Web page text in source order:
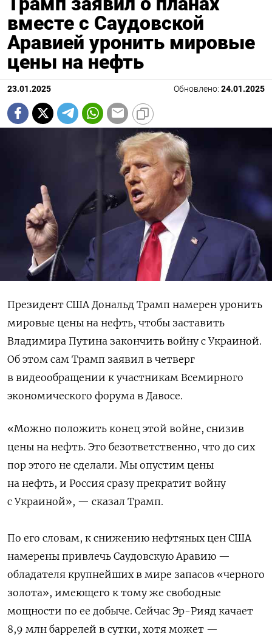
вместе с Саудовской
Аравией уронить мировые
цены на нефть
23.01.2025 Обновлено: 24.01.2025
Президент США Дональд Трамп намерен уронить
мировые цены на нефть, чтобы заставить
Владимира Путина закончить войну с Украиной.
Об этом сам Трамп заявил в четверг
в видеообращении к участникам Всемирного
экономического форума в Давосе.
«Можно положить конец этой войне, снизив
цены на нефть. Это безответственно, что до сих
пор этого не сделали. Мы опустим цены
на нефть, и Россия сразу прекратит войну
с Украиной», — сказал Трамп.
По его словам, к снижению нефтяных цен США
намерены привлечь Саудовскую Аравию —
обладателя крупнейших в мире запасов «черного
золота», имеющего к тому же свободные
мощности по ее добыче. Сейчас Эр-Рияд качает
8,9 млн баррелей в сутки, хотя может —